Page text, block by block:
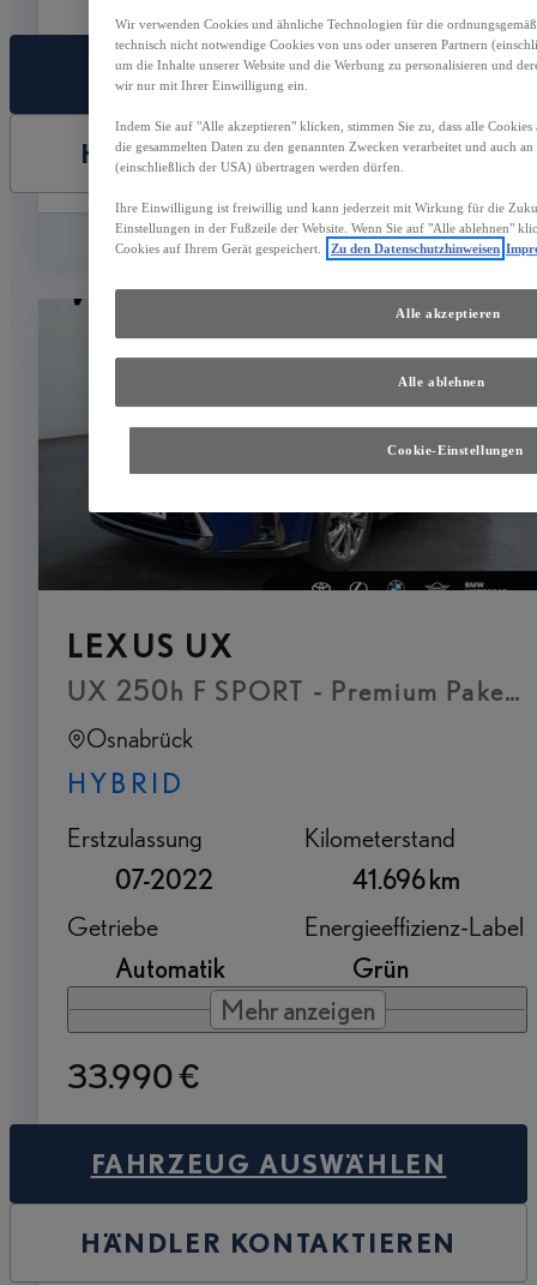
FAHRZEUG AUSWÄHLEN
HÄNDLER KONTAKTIEREN
Vergleichen Speichern
LEXUS UX
UX 250h F SPORT - Premium Paket
Osnabrück
HYBRID
Erstzulassung
07-2022
Kilometerstand
41.696 km
Getriebe
Automatik
Energieeffizienz-Label
Grün
Mehr anzeigen
33.990 €
FAHRZEUG AUSWÄHLEN
HÄNDLER KONTAKTIEREN
Wir verwenden Cookies und ähnliche Technologien für die
technisch nicht notwendige Cookies von uns oder unseren Partnern
um die Inhalte unserer Website und die Werbung zu personalisieren und
wir nur mit Ihrer Einwilligung ein.
Indem Sie auf "Alle akzeptieren" klicken, stimmen Sie zu, dass alle
die gesammelten Daten zu den genannten Zwecken verarbeitet und auch
(einschließlich der USA) übertragen werden dürfen.
Ihre Einwilligung ist freiwillig und kann jederzeit mit Wirkung für die
Einstellungen in der Fußzeile der Website. Wenn Sie auf "Alle ablehnen"
Cookies auf Ihrem Gerät gespeichert.
Zu den Datenschutzhinweisen
Cookie-Einstellungen
Alle ablehnen
Alle akzeptieren